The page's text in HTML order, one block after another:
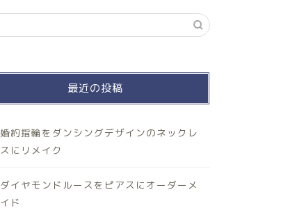
最近の投稿
婚約指輪をダンシングデザインのネックレ
スにリメイク
ダイヤモンドルースをピアスにオーダーメ
イド